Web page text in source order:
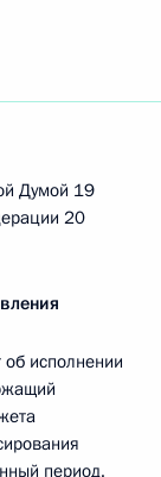
Думой 19
20
исполнении
период.